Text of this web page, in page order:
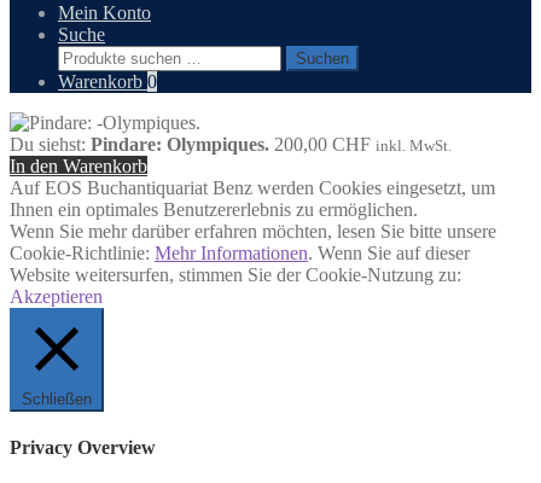
Mein Konto
Suche
Suchen
nach:
Suchen
Warenkorb 0
Du siehst: Pindare: Olympiques. 200,00 CHF inkl. MwSt.
In den Warenkorb
Auf EOS Buchantiquariat Benz werden Cookies eingesetzt, um
Ihnen ein optimales Benutzererlebnis zu ermöglichen.
Wenn Sie mehr darüber erfahren möchten, lesen Sie bitte unsere
Cookie-Richtlinie: Mehr Informationen. Wenn Sie auf dieser
Website weitersurfen, stimmen Sie der Cookie-Nutzung zu:
Akzeptieren
Schließen
Privacy Overview